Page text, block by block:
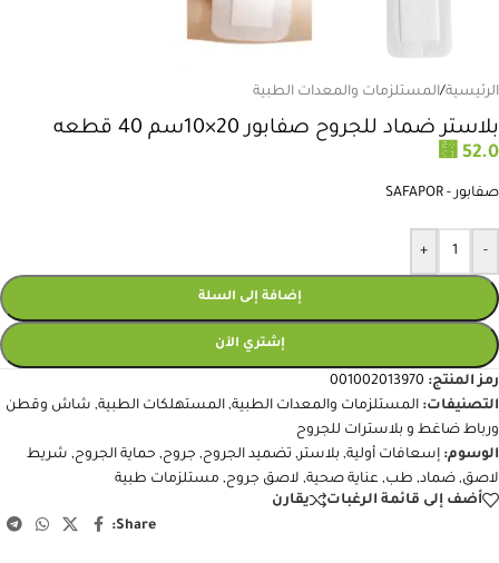
الرئيسية/المستلزمات والمعدات الطبية
بلاستر ضماد للجروح صفابور 20×10سم 40 قطعه
⃁ 52.0
صفابور - SAFAPOR
-
+
إضافة إلى السلة
إشتري الآن
رمز المنتج: 001002013970
التصنيفات: المستلزمات والمعدات الطبية, المستهلكات الطبية, شاش وقطن
ورباط ضاغط و بلاسترات للجروح
الوسوم: إسعافات أولية, بلاستر, تضميد الجروح, جروح, حماية الجروح, شريط
لاصق, ضماد, طب, عناية صحية, لاصق جروح, مستلزمات طبية
أضف إلى قائمة الرغبات
يقارن
Share: